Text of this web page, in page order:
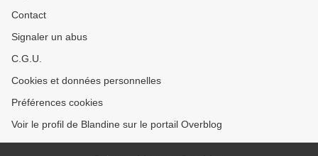
Contact
Signaler un abus
C.G.U.
Cookies et données personnelles
Préférences cookies
Voir le profil de Blandine sur le portail Overblog